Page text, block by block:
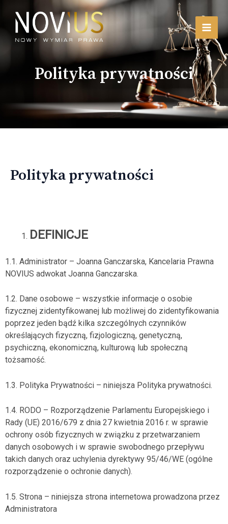
content
Polityka prywatności
Polityka prywatności
DEFINICJE
1.1. Administrator – Joanna Ganczarska, Kancelaria Prawna
NOVIUS adwokat Joanna Ganczarska.
1.2. Dane osobowe – wszystkie informacje o osobie
fizycznej zidentyfikowanej lub możliwej do zidentyfikowania
poprzez jeden bądź kilka szczególnych czynników
określających fizyczną, fizjologiczną, genetyczną,
psychiczną, ekonomiczną, kulturową lub społeczną
tożsamość.
1.3. Polityka Prywatności – niniejsza Polityka prywatności.
1.4. RODO – Rozporządzenie Parlamentu Europejskiego i
Rady (UE) 2016/679 z dnia 27 kwietnia 2016 r. w sprawie
ochrony osób fizycznych w związku z przetwarzaniem
danych osobowych i w sprawie swobodnego przepływu
takich danych oraz uchylenia dyrektywy 95/46/WE (ogólne
rozporządzenie o ochronie danych).
1.5. Strona – niniejsza strona internetowa prowadzona przez
Administratora